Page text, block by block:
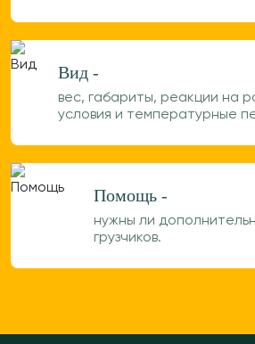
Вид -
вес, габариты, реакции на
условия и температурные
Помощь -
нужны ли
грузчиков.